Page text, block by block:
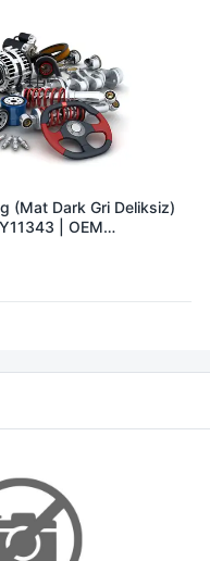
(Mat Dark Gri Deliksiz)
| OEM